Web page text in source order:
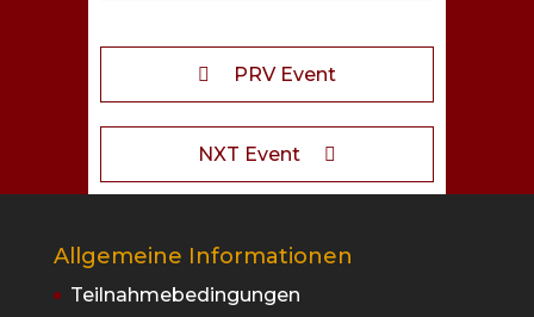
PRV Event
NXT Event
Allgemeine Informationen
Teilnahmebedingungen